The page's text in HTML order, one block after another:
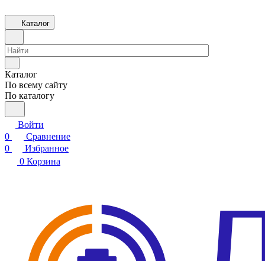
Каталог
Каталог
По всему сайту
По каталогу
Войти
0
Сравнение
0
Избранное
0 Корзина